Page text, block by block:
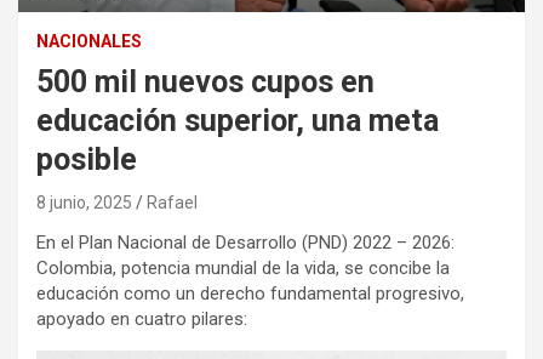
NACIONALES
500 mil nuevos cupos en
educación superior, una meta
posible
8 junio, 2025 Rafael
En el Plan Nacional de Desarrollo (PND) 2022 – 2026:
Colombia, potencia mundial de la vida, se concibe la
educación como un derecho fundamental progresivo,
apoyado en cuatro pilares: